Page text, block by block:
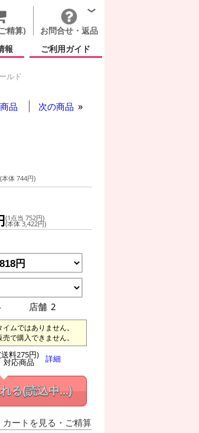
精算)
お問合せ・返品
報 ご利用ガイド
ルド
品 次の商品
(本体 744円)
(1点当 752円)
(本体 3,422円)
店舗 2
ムではありません。
で購入できません。
料275円)
対応商品 詳細
る(読込中...)
カートを見る ・ご精算